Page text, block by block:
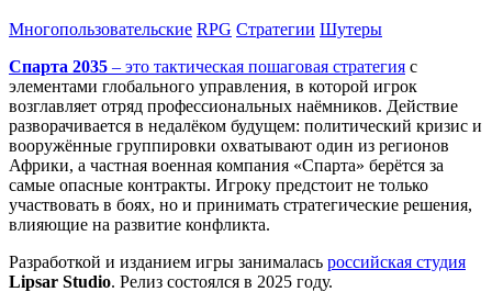
Многопользовательские RPG Стратегии Шутеры
Спарта 2035 – это тактическая пошаговая стратегия с
элементами глобального управления, в которой игрок
возглавляет отряд профессиональных наёмников. Действие
разворачивается в недалёком будущем: политический кризис и
вооружённые группировки охватывают один из регионов
Африки, а частная военная компания «Спарта» берётся за
самые опасные контракты. Игроку предстоит не только
участвовать в боях, но и принимать стратегические решения,
влияющие на развитие конфликта.
Разработкой и изданием игры занималась российская студия
Lipsar Studio. Релиз состоялся в 2025 году.